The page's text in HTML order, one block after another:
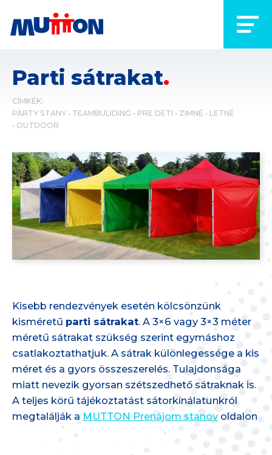
Parti sátrakat
CÍMKÉK:
PÁRTY STANY
TEAMBULIDING PRE DETI ZIMNÉ
LETNÉ
OUTDOOR
Kisebb rendezvények esetén kölcsönzünk
kisméretű parti sátrakat. A 3×6 vagy 3×3 méter
méretű sátrakat szükség szerint egymáshoz
csatlakoztathatjuk. A sátrak különlegessége a kis
méret és a gyors összeszerelés. Tulajdonsága
miatt nevezik gyorsan szétszedhető sátraknak is.
A teljes körű tájékoztatást sátorkínálatunkról
megtalálják a MUTTON Prenájom stanov oldalon